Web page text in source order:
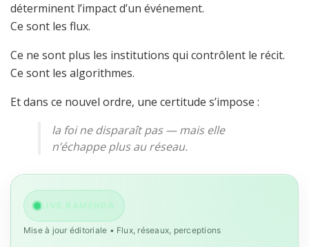
déterminent l’impact d’un événement.
Ce sont les flux.
Ce ne sont plus les institutions qui contrôlent le récit.
Ce sont les algorithmes.
Et dans ce nouvel ordre, une certitude s’impose :
la foi ne disparaît pas — mais elle
n’échappe plus au réseau.
LIVE BAMENDA
Mise à jour éditoriale • Flux, réseaux, perceptions